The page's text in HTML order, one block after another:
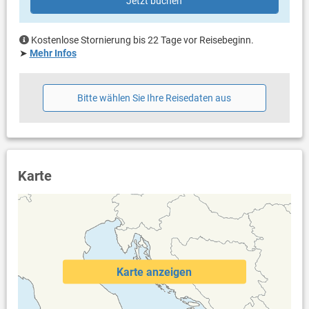
Handtücher vorhanden
Fön
Waschmaschine beim Vermieter nach Rücksprache (gegen
Gebühr: 20.00 € pro Waschgang)
Kostenlose Stornierung bis 22 Tage vor Reisebeginn.
➤ Mehr Infos
Bitte wählen Sie Ihre Reisedaten aus
Karte
Karte anzeigen